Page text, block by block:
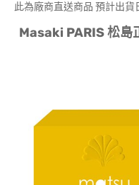
此為廠商直送商品 預計出貨
Masaki PARIS 松島